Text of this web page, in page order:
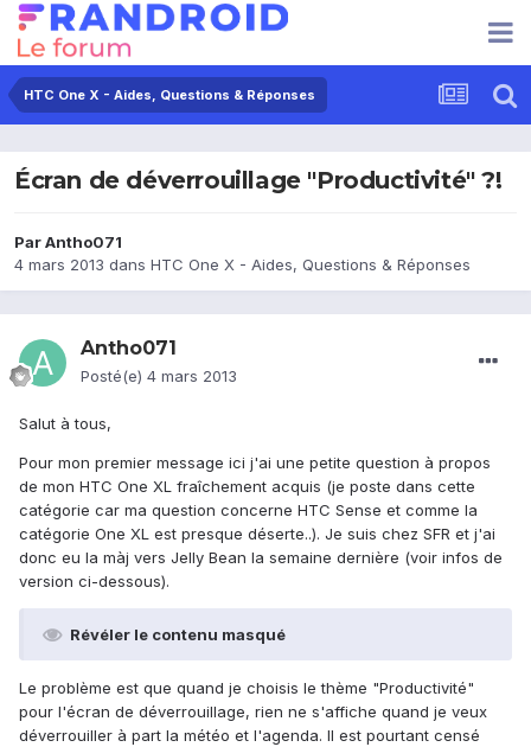
HTC One X - Aides, Questions & Réponses
Écran de déverrouillage "Productivité" ?!
ParAntho071
4 mars 2013 dans HTC One X - Aides, Questions & Réponses
Antho071
Posté(e) 4 mars 2013
Salut à tous,
Pour mon premier message ici j'ai une petite question à propos
de mon HTC One XL fraîchement acquis (je poste dans cette
catégorie car ma question concerne HTC Sense et comme la
catégorie One XL est presque déserte..). Je suis chez SFR et j'ai
donc eu la màj vers Jelly Bean la semaine dernière (voir infos de
version ci-dessous).
Révéler le contenu masqué
Le problème est que quand je choisis le thème "Productivité"
pour l'écran de déverrouillage, rien ne s'affiche quand je veux
déverrouiller à part la météo et l'agenda. Il est pourtant censé